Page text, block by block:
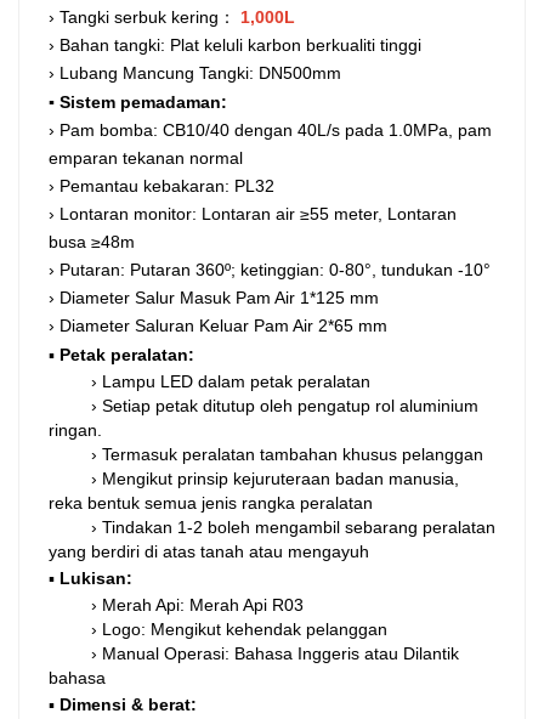
› Tangki serbuk kering： 1,000L
› Bahan tangki: Plat keluli karbon berkualiti tinggi
› Lubang Mancung Tangki: DN500mm
▪ Sistem pemadaman:
› Pam bomba: CB10/40 dengan 40L/s pada 1.0MPa, pam
emparan tekanan normal
› Pemantau kebakaran: PL32
› Lontaran monitor: Lontaran air ≥55 meter, Lontaran
busa ≥48m
› Putaran: Putaran 360º; ketinggian: 0-80°, tundukan -10°
› Diameter Salur Masuk Pam Air 1*125 mm
› Diameter Saluran Keluar Pam Air 2*65 mm
▪ Petak peralatan:
› Lampu LED dalam petak peralatan
› Setiap petak ditutup oleh pengatup rol aluminium
ringan.
› Termasuk peralatan tambahan khusus pelanggan
› Mengikut prinsip kejuruteraan badan manusia,
reka bentuk semua jenis rangka peralatan
› Tindakan 1-2 boleh mengambil sebarang peralatan
yang berdiri di atas tanah atau mengayuh
▪ Lukisan:
› Merah Api: Merah Api R03
› Logo: Mengikut kehendak pelanggan
› Manual Operasi: Bahasa Inggeris atau Dilantik
bahasa
▪ Dimensi & berat: